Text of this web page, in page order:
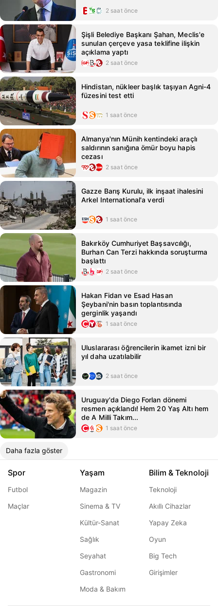
2 saat önce
Şişli Belediye Başkanı Şahan, Meclis'e
sunulan çerçeve yasa teklifine ilişkin
açıklama yaptı
2 saat önce
Hindistan, nükleer başlık taşıyan Agni-4
füzesini test etti
1 saat önce
Almanya'nın Münih kentindeki araçlı
saldırının sanığına ömür boyu hapis
cezası
2 saat önce
Gazze Barış Kurulu, ilk inşaat ihalesini
Arkel International'a verdi
1 saat önce
Bakırköy Cumhuriyet Başsavcılığı,
Burhan Can Terzi hakkında soruşturma
başlattı
2 saat önce
Hakan Fidan ve Esad Hasan
Şeybani'nin basın toplantısında
gerginlik yaşandı
1 saat önce
Uluslararası öğrencilerin ikamet izni bir
yıl daha uzatılabilir
2 saat önce
Uruguay'da Diego Forlan dönemi
resmen açıklandı! Hem 20 Yaş Altı hem
de A Milli Takım...
1 saat önce
Daha fazla göster
Spor
Futbol
Maçlar
Yaşam
Magazin
Sinema & TV
Kültür-Sanat
Sağlık
Seyahat
Gastronomi
Moda & Bakım
Bilim & Teknoloji
Teknoloji
Akıllı Cihazlar
Yapay Zeka
Oyun
Big Tech
Girişimler